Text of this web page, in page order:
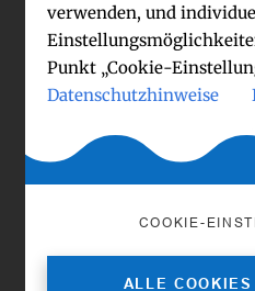
verwenden, und
Punkt „Cookie-
Datenschutzhinweise
COOKIE-
ALLE